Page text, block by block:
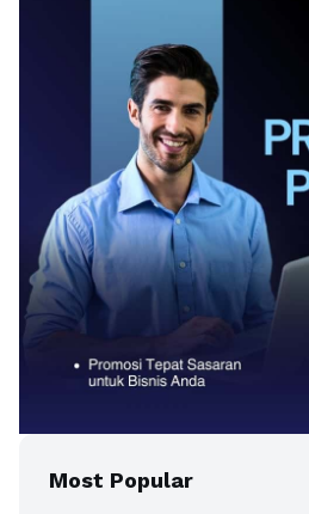
Most Popular